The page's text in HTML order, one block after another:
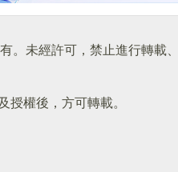
。未經許可，禁止進行轉載、
授權後，方可轉載。